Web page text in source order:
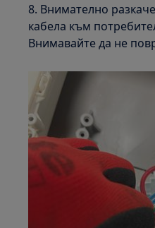
8. Внимателно
кабела към
Внимавайте да не